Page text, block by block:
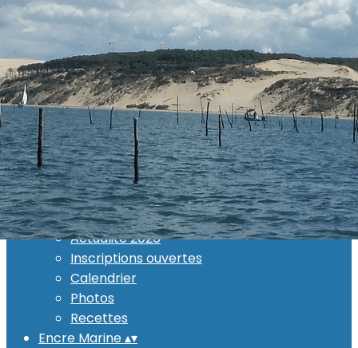
Exporter les lignes sélectionnées
Exporter toutes les colonnes
Exporter uniquement les colonnes affichées
Menu
Ajoutez un logo, un bouton, des réseaux sociaux
Cliquez pour éditer
Evénements▴▾
Actualité 2026
Inscriptions ouvertes
Calendrier
Photos
Recettes
Encre Marine▴▾